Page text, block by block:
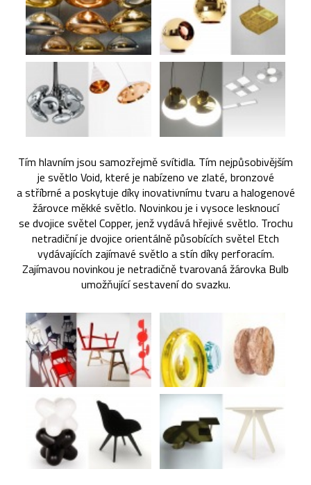
Tím hlavním jsou samozřejmě svítidla. Tím nejpůsobivějším
je světlo Void, které je nabízeno ve zlaté, bronzové
a stříbrné a poskytuje díky inovativnímu tvaru a halogenové
žárovce měkké světlo. Novinkou je i vysoce lesknoucí
se dvojice světel Copper, jenž vydává hřejivé světlo. Trochu
netradiční je dvojice orientálně působících světel Etch
vydávajících zajímavé světlo a stín díky perforacím.
Zajímavou novinkou je netradičně tvarovaná žárovka Bulb
umožňující sestavení do svazku.